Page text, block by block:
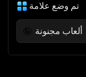
تم وضع علامة
🤪 ألعاب مجنونة